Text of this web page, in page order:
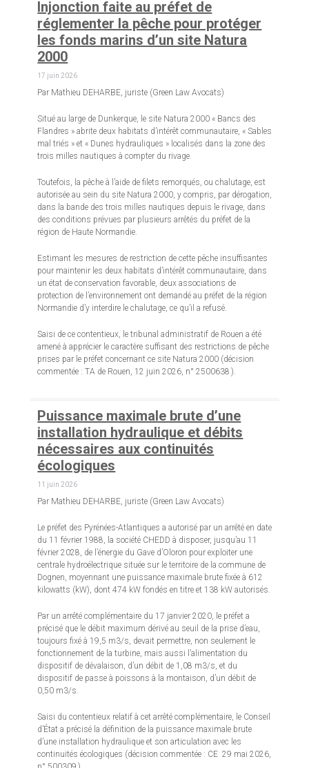
Injonction faite au préfet de
réglementer la pêche pour protéger
les fonds marins d’un site Natura
2000
17 juin 2026
Par Mathieu DEHARBE, juriste (Green Law Avocats)
Situé au large de Dunkerque, le site Natura 2000 « Bancs des
Flandres » abrite deux habitats d’intérêt communautaire, « Sables
mal triés » et « Dunes hydrauliques » localisés dans la zone des
trois milles nautiques à compter du rivage.
Toutefois, la pêche à l’aide de filets remorqués, ou chalutage, est
autorisée au sein du site Natura 2000, y compris, par dérogation,
dans la bande des trois milles nautiques depuis le rivage, dans
des conditions prévues par plusieurs arrêtés du préfet de la
région de Haute Normandie.
Estimant les mesures de restriction de cette pêche insuffisantes
pour maintenir les deux habitats d’intérêt communautaire, dans
un état de conservation favorable, deux associations de
protection de l’environnement ont demandé au préfet de la région
Normandie d’y interdire le chalutage, ce qu’il a refusé.
Saisi de ce contentieux, le tribunal administratif de Rouen a été
amené à apprécier le caractère suffisant des restrictions de pêche
prises par le préfet concernant ce site Natura 2000 (décision
commentée : TA de Rouen, 12 juin 2026, n° 2500638 ).
Puissance maximale brute d’une
installation hydraulique et débits
nécessaires aux continuités
écologiques
11 juin 2026
Par Mathieu DEHARBE, juriste (Green Law Avocats)
Le préfet des Pyrénées-Atlantiques a autorisé par un arrêté en date
du 11 février 1988, la société CHEDD à disposer, jusqu’au 11
février 2028, de l’énergie du Gave d’Oloron pour exploiter une
centrale hydroélectrique située sur le territoire de la commune de
Dognen, moyennant une puissance maximale brute fixée à 612
kilowatts (kW), dont 474 kW fondés en titre et 138 kW autorisés.
Par un arrêté complémentaire du 17 janvier 2020, le préfet a
précisé que le débit maximum dérivé au seuil de la prise d’eau,
toujours fixé à 19,5 m3/s, devait permettre, non seulement le
fonctionnement de la turbine, mais aussi l’alimentation du
dispositif de dévalaison, d’un débit de 1,08 m3/s, et du
dispositif de passe à poissons à la montaison, d’un débit de
0,50 m3/s.
Saisi du contentieux relatif à cet arrêté complémentaire, le Conseil
d’État a précisé la définition de la puissance maximale brute
d’une installation hydraulique et son articulation avec les
continuités écologiques (décision commentée : CE 29 mai 2026,